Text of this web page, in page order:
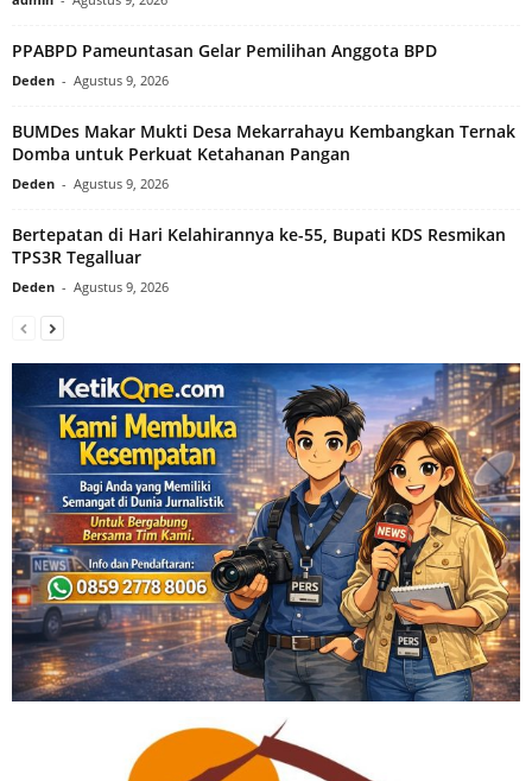
PPABPD Pameuntasan Gelar Pemilihan Anggota BPD
Deden - Agustus 9, 2026
BUMDes Makar Mukti Desa Mekarrahayu Kembangkan Ternak
Domba untuk Perkuat Ketahanan Pangan
Deden - Agustus 9, 2026
Bertepatan di Hari Kelahirannya ke-55, Bupati KDS Resmikan
TPS3R Tegalluar
Deden - Agustus 9, 2026